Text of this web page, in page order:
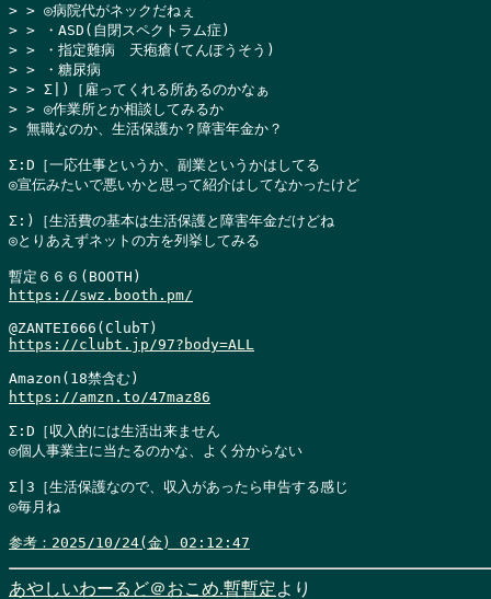
> > ◎病院代がネックだねぇ
> > ・ASD(自閉スペクトラム症)
> > ・指定難病　天疱瘡(てんぽうそう)
> > ・糖尿病
> > Σ|)［雇ってくれる所あるのかなぁ
> > ◎作業所とか相談してみるか
> 無職なのか、生活保護か？障害年金か？
Σ:D［一応仕事というか、副業というかはしてる
◎宣伝みたいで悪いかと思って紹介はしてなかったけど
Σ:)［生活費の基本は生活保護と障害年金だけどね
◎とりあえずネットの方を列挙してみる
https://swz.booth.pm/
https://clubt.jp/97?body=ALL
https://amzn.to/47maz86
Σ:D［収入的には生活出来ません
◎個人事業主に当たるのかな、よく分からない
Σ|3［生活保護なので、収入があったら申告する感じ
◎毎月ね
参考：2025/10/24(金) 02:12:47
あやしいわーるど＠おこめ.暫暫定より